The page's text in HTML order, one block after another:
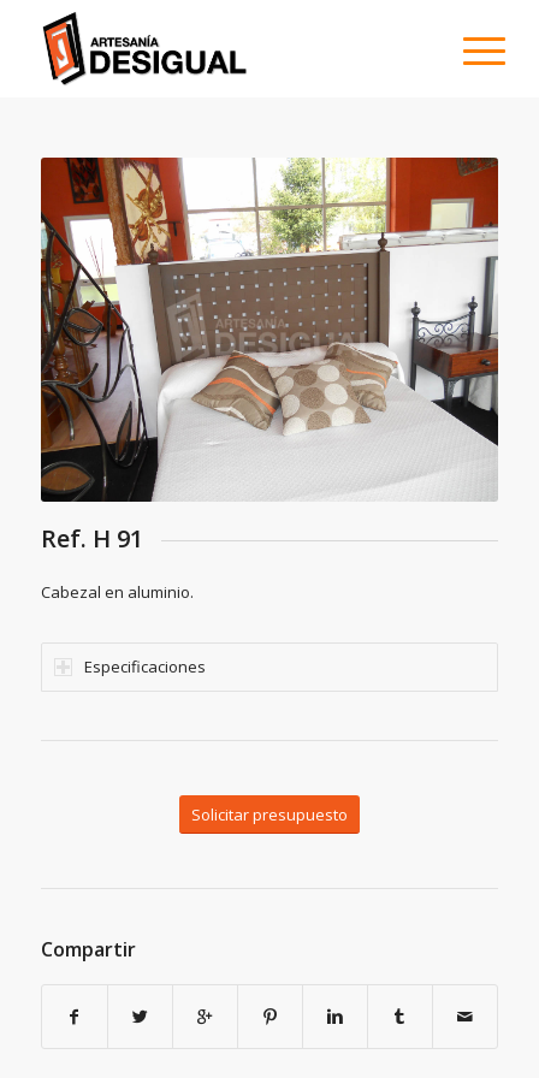
Ref. H 91
Cabezal en aluminio.
Especificaciones
Solicitar presupuesto
Compartir